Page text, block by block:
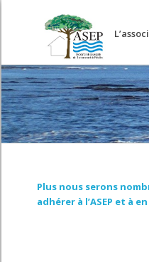
Accueil
Plus nous serons
adhérer à l’ASEP et à